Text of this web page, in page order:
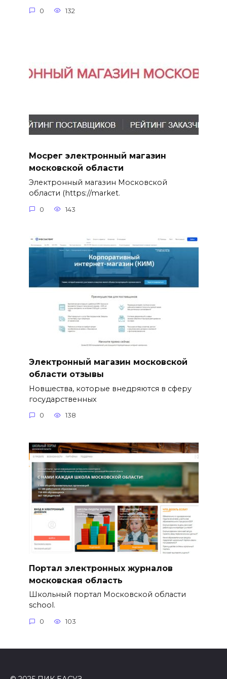
0 132
Мосрег электронный магазин
московской области
Электронный магазин Московской
области (https://market.
0 143
Электронный магазин московской
области отзывы
Новшества, которые внедряются в сферу
государственных
0 138
Портал электронных журналов
московская область
Школьный портал Московской области
school.
0 103